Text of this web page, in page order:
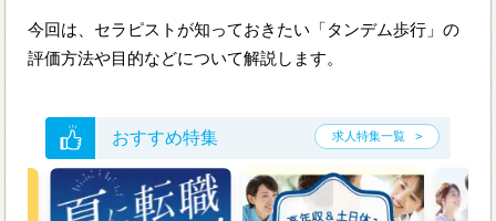
今回は、セラピストが知っておきたい「タンデム歩行」の
評価方法や目的などについて解説します。
おすすめ特集 求人特集一覧